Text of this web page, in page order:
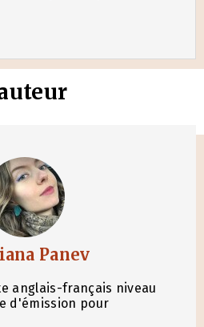
Panev
anglais-français niveau
d'émission pour